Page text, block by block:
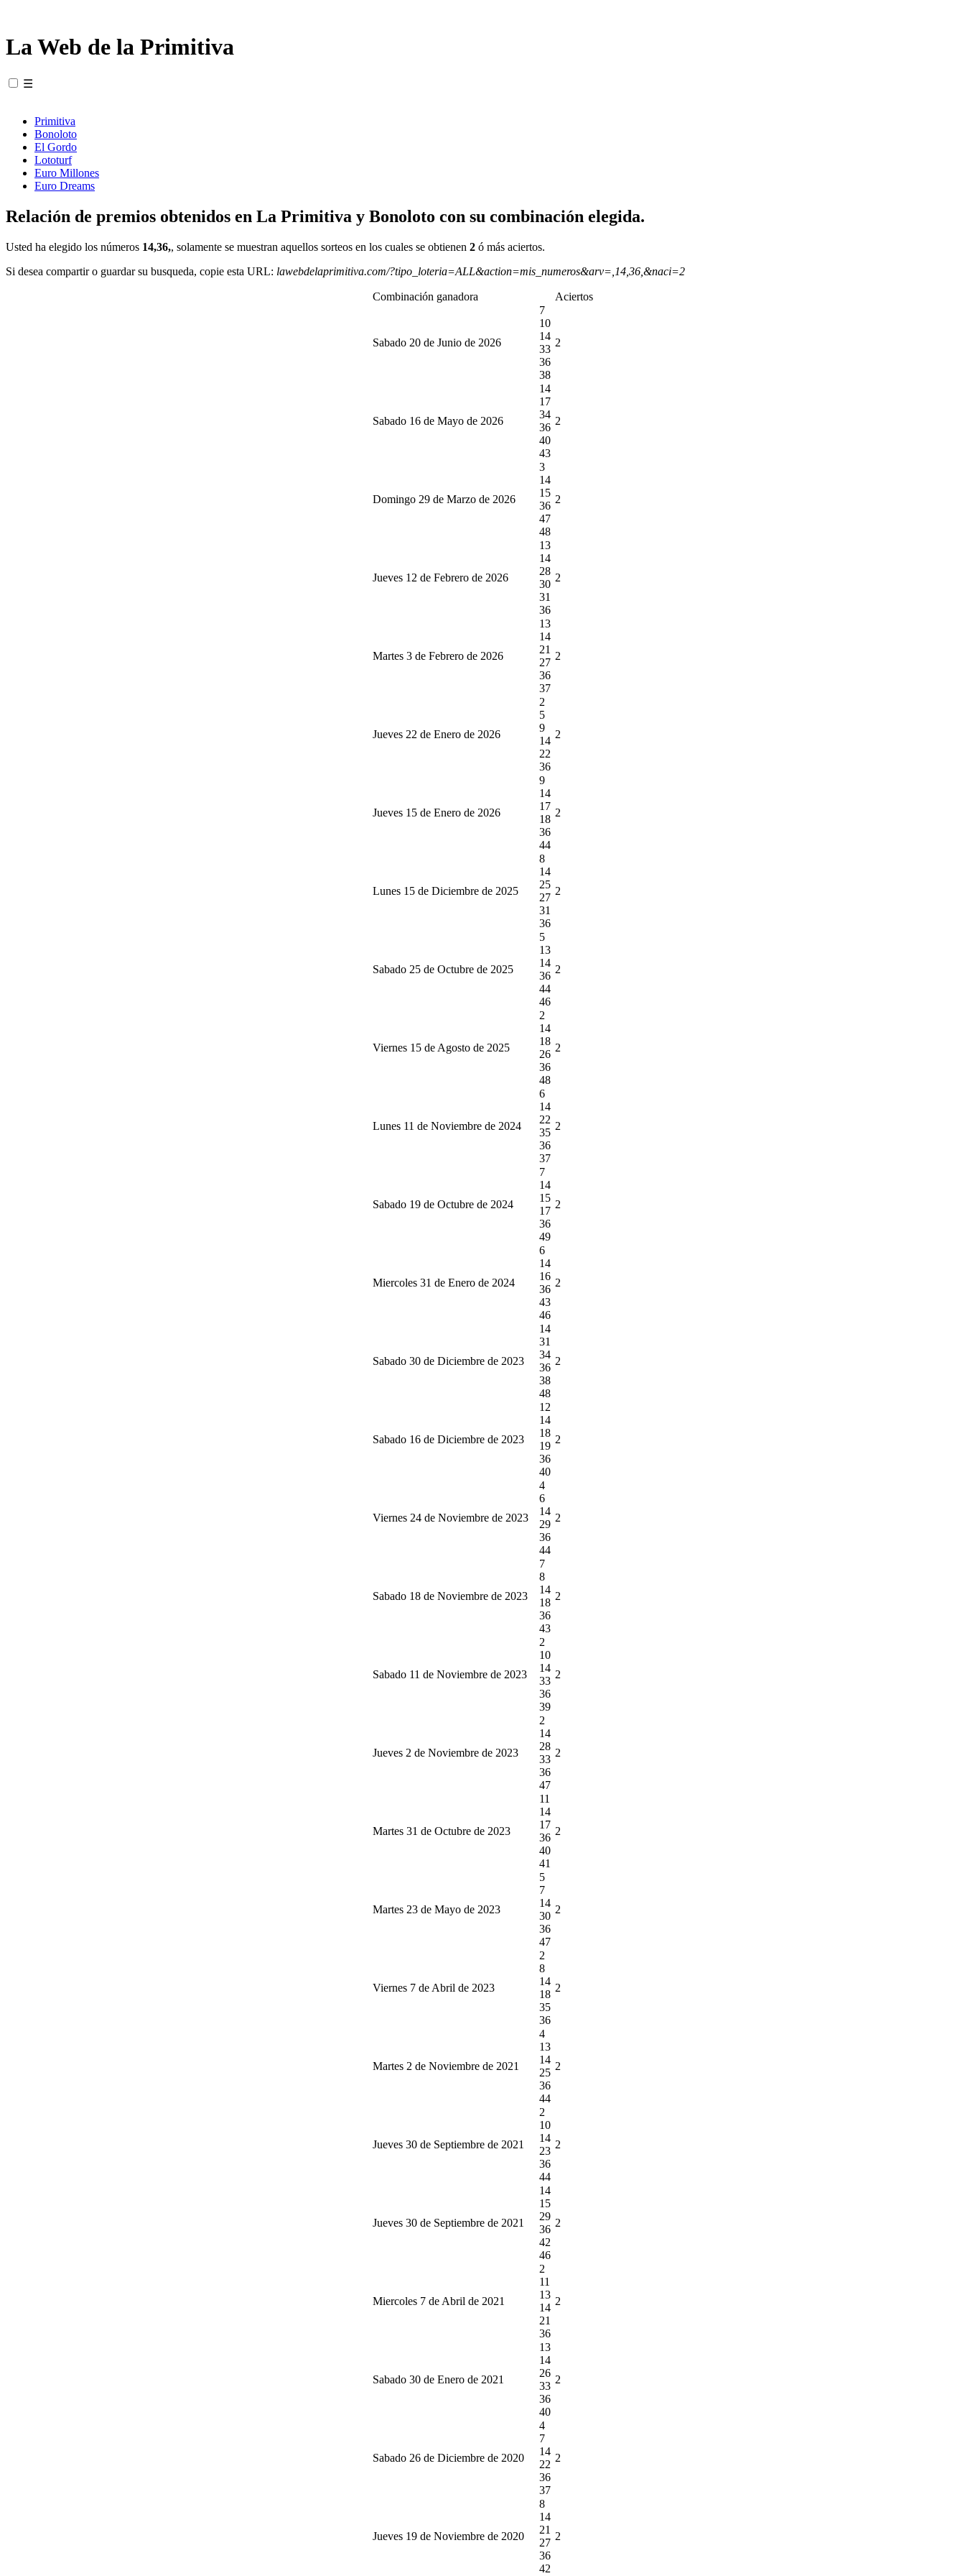
La Web de la Primitiva
☰
Primitiva
Bonoloto
El Gordo
Lototurf
Euro Millones
Euro Dreams
Relación de premios obtenidos en La Primitiva y Bonoloto con su combinación elegida.
Usted ha elegido los números 14,36,, solamente se muestran aquellos sorteos en los cuales se obtienen 2 ó más aciertos.
Si desea compartir o guardar su busqueda, copie esta URL: lawebdelaprimitiva.com/?tipo_loteria=ALL&action=mis_numeros&arv=,14,36,&naci=2
Combinación ganadora Aciertos
Sabado 20 de Junio de 2026
7
10
14
33
36
38
2
Sabado 16 de Mayo de 2026
14
17
34
36
40
43
2
Domingo 29 de Marzo de 2026
3
14
15
36
47
48
2
Jueves 12 de Febrero de 2026
13
14
28
30
31
36
2
Martes 3 de Febrero de 2026
13
14
21
27
36
37
2
Jueves 22 de Enero de 2026
2
5
9
14
22
36
2
Jueves 15 de Enero de 2026
9
14
17
18
36
44
2
Lunes 15 de Diciembre de 2025
8
14
25
27
31
36
2
Sabado 25 de Octubre de 2025
5
13
14
36
44
46
2
Viernes 15 de Agosto de 2025
2
14
18
26
36
48
2
Lunes 11 de Noviembre de 2024
6
14
22
35
36
37
2
Sabado 19 de Octubre de 2024
7
14
15
17
36
49
2
Miercoles 31 de Enero de 2024
6
14
16
36
43
46
2
Sabado 30 de Diciembre de 2023
14
31
34
36
38
48
2
Sabado 16 de Diciembre de 2023
12
14
18
19
36
40
2
Viernes 24 de Noviembre de 2023
4
6
14
29
36
44
2
Sabado 18 de Noviembre de 2023
7
8
14
18
36
43
2
Sabado 11 de Noviembre de 2023
2
10
14
33
36
39
2
Jueves 2 de Noviembre de 2023
2
14
28
33
36
47
2
Martes 31 de Octubre de 2023
11
14
17
36
40
41
2
Martes 23 de Mayo de 2023
5
7
14
30
36
47
2
Viernes 7 de Abril de 2023
2
8
14
18
35
36
2
Martes 2 de Noviembre de 2021
4
13
14
25
36
44
2
Jueves 30 de Septiembre de 2021
2
10
14
23
36
44
2
Jueves 30 de Septiembre de 2021
14
15
29
36
42
46
2
Miercoles 7 de Abril de 2021
2
11
13
14
21
36
2
Sabado 30 de Enero de 2021
13
14
26
33
36
40
2
Sabado 26 de Diciembre de 2020
4
7
14
22
36
37
2
Jueves 19 de Noviembre de 2020
8
14
21
27
36
42
2